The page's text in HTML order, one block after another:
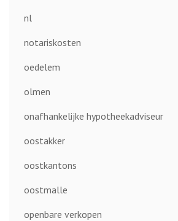
nl
notariskosten
oedelem
olmen
onafhankelijke hypotheekadviseur
oostakker
oostkantons
oostmalle
openbare verkopen